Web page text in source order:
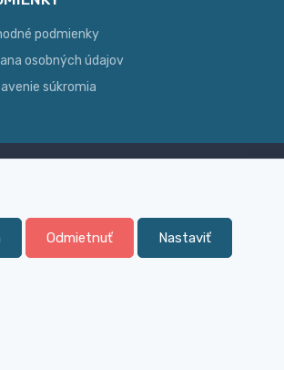
podmienky
osobných údajov
súkromia
Široký sortiment, z ktorého Vám
pomôžeme vybrať
Odmietnuť Nastaviť